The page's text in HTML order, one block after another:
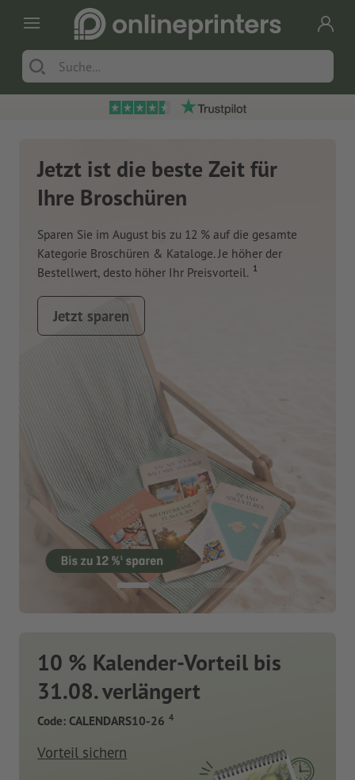
Jetzt ist die beste Zeit für
Ihre Broschüren
Sparen Sie im August bis zu 12 % auf die gesamte
Kategorie Broschüren & Kataloge. Je höher der
Bestellwert, desto höher Ihr Preisvorteil. 1
Jetzt sparen
10 % Kalender-Vorteil bis
31.08. verlängert
Code: CALENDARS10-26 4
Vorteil sichern